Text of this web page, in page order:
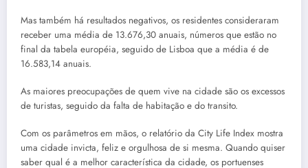
Mas também há resultados negativos, os residentes consideraram
receber uma média de 13.676,30 anuais, números que estão no
final da tabela européia, seguido de Lisboa que a média é de
16.583,14 anuais.
As maiores preocupações de quem vive na cidade são os excessos
de turistas, seguido da falta de habitação e do transito.
Com os parâmetros em mãos, o relatório da City Life Index mostra
uma cidade invicta, feliz e orgulhosa de si mesma. Quando quiser
saber qual é a melhor característica da cidade, os portuenses